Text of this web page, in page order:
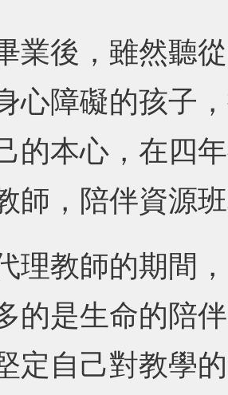
業後，雖然聽
心障礙的孩子
的本心，在四
師，陪伴資源
理教師的期間
的是生命的陪
定自己對教學